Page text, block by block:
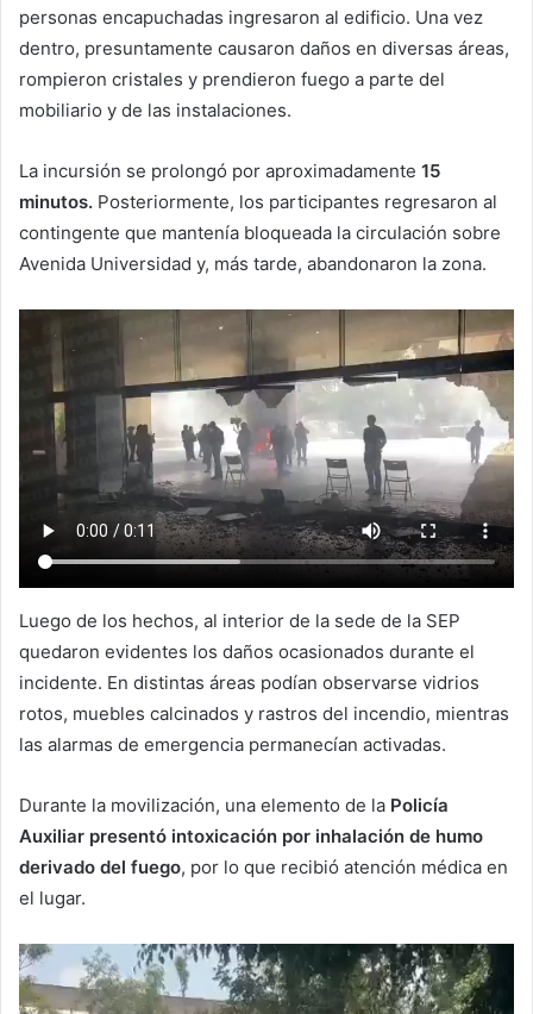
personas encapuchadas ingresaron al edificio. Una vez
dentro, presuntamente causaron daños en diversas áreas,
rompieron cristales y prendieron fuego a parte del
mobiliario y de las instalaciones.
La incursión se prolongó por aproximadamente 15
minutos. Posteriormente, los participantes regresaron al
contingente que mantenía bloqueada la circulación sobre
Avenida Universidad y, más tarde, abandonaron la zona.
Luego de los hechos, al interior de la sede de la SEP
quedaron evidentes los daños ocasionados durante el
incidente. En distintas áreas podían observarse vidrios
rotos, muebles calcinados y rastros del incendio, mientras
las alarmas de emergencia permanecían activadas.
Durante la movilización, una elemento de la Policía
Auxiliar presentó intoxicación por inhalación de humo
derivado del fuego, por lo que recibió atención médica en
el lugar.